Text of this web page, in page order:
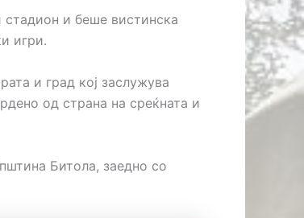
и беше вистинска
игри.
и град кој заслужува
од страна на среќната и
Битола, заедно со